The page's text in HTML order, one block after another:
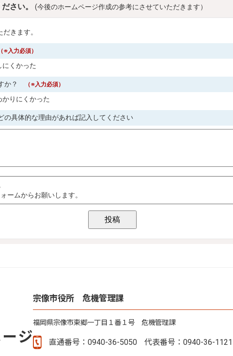
宗像市役所 危機管理課
福岡県宗像市東郷一丁目１番１号 危機管理課
直通番号：0940-36-5050 代表番号：0940-36-1121